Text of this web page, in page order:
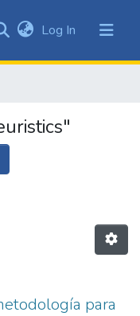
Log In (current)
para